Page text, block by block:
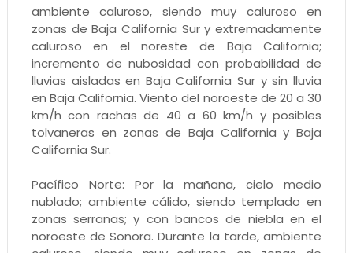
ambiente caluroso, siendo muy caluroso en
zonas de Baja California Sur y extremadamente
caluroso en el noreste de Baja California;
incremento de nubosidad con probabilidad de
lluvias aisladas en Baja California Sur y sin lluvia
en Baja California. Viento del noroeste de 20 a 30
km/h con rachas de 40 a 60 km/h y posibles
tolvaneras en zonas de Baja California y Baja
California Sur.
Pacífico Norte: Por la mañana, cielo medio
nublado; ambiente cálido, siendo templado en
zonas serranas; y con bancos de niebla en el
noroeste de Sonora. Durante la tarde, ambiente